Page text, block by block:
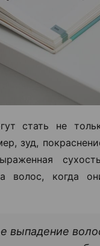
стать не
зуд,
волос, когда
выпадение